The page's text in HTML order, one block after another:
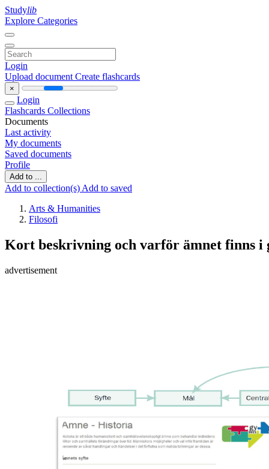
Studylib
Explore Categories
Login
Upload document Create flashcards
×
Login
Flashcards Collections
Documents
Last activity
My documents
Saved documents
Profile
Add to ...
Add to collection(s) Add to saved
Arts & Humanities
Filosofi
Kort beskrivning och varför ämnet finns i
advertisement